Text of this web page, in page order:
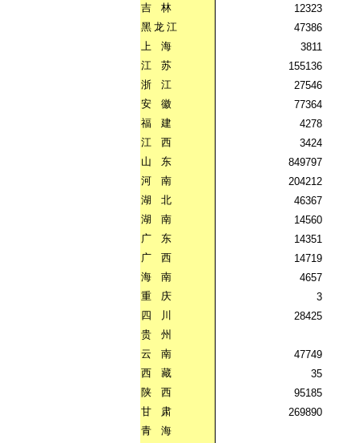
吉
林
12323
黑 龙 江
47386
上
海
3811
江
苏
155136
浙
江
27546
安
徽
77364
福
建
4278
江
西
3424
山
东
849797
河
南
204212
湖
北
46367
湖
南
14560
广
东
14351
广
西
14719
海
南
4657
重
庆
3
四
川
28425
贵
州
云
南
47749
西
藏
35
陕
西
95185
甘
肃
269890
青
海